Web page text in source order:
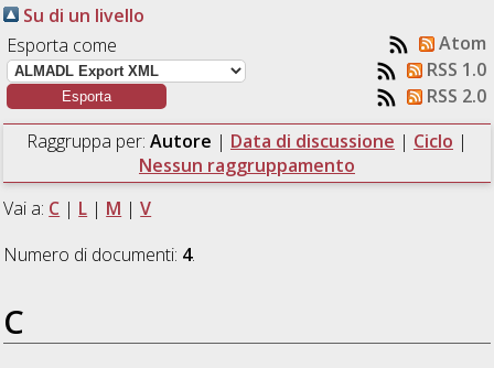
Su di un livello
Esporta come
Atom
RSS 1.0
RSS 2.0
Raggruppa per: Autore | Data di discussione | Ciclo |
Nessun raggruppamento
Vai a: C | L | M |V
Numero di documenti: 4.
C